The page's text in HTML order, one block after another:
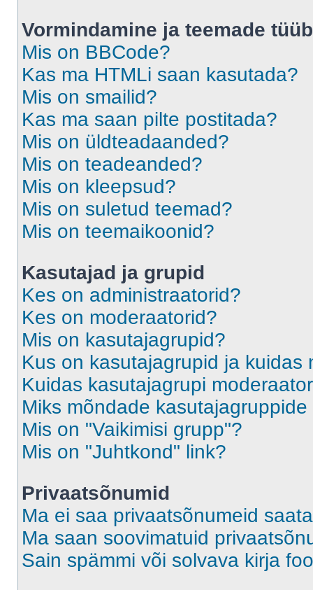
Vormindamine ja teemade
Mis on BBCode?
Kas ma HTMLi saan kasutada?
Mis on smailid?
Kas ma saan pilte postitada?
Mis on üldteadaanded?
Mis on teadeanded?
Mis on kleepsud?
Mis on suletud teemad?
Mis on teemaikoonid?
Kasutajad ja grupid
Kes on administraatorid?
Kes on moderaatorid?
Mis on kasutajagrupid?
Kus on kasutajagrupid ja kuidas
Kuidas kasutajagrupi
Miks mõndade
Mis on "Vaikimisi grupp"?
Mis on "Juhtkond" link?
Privaatsõnumid
Ma ei saa privaatsõnumeid
Ma saan soovimatuid
Sain spämmi või solvava kirja